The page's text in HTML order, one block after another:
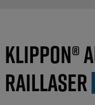
Klippon®
RailLaser